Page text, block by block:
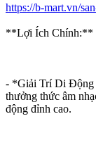
https://b-mart.vn/
**Lợi Ích Chính:**
- *Giải Trí Di Động
thưởng thức âm
động đỉnh cao.